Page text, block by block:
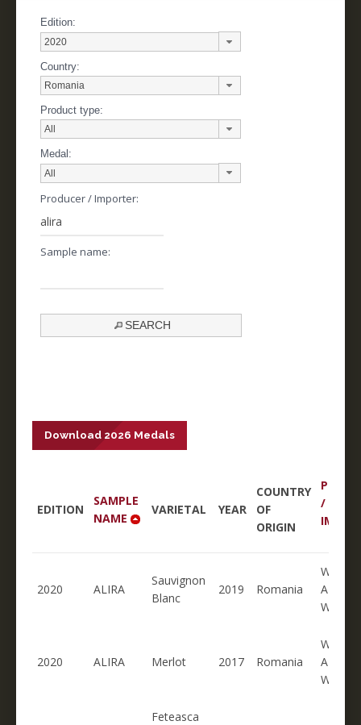
Edition:
Country:
Product type:
Medal:
Producer / Importer:
Sample name:
SEARCH
Download 2026 Medals
EDITION
SAMPLE
NAME
VARIETAL YEAR
COUNTRY
OF
ORIGIN
/
2020 ALIRA
Sauvignon
Blanc
2019 Romania
ALIRA
2020 ALIRA Merlot 2017 Romania
ALIRA
Feteasca